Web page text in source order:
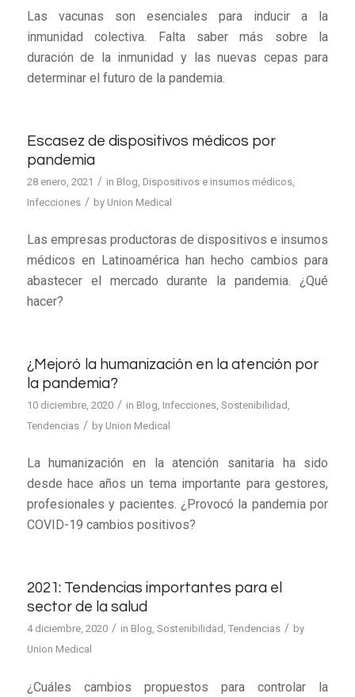
Las vacunas son esenciales para inducir a la
inmunidad colectiva. Falta saber más sobre la
duración de la inmunidad y las nuevas cepas para
determinar el futuro de la pandemia.
Escasez de dispositivos médicos por
pandemia
28 enero, 2021 / in Blog Dispositivos e insumos médicos,
Infecciones / by Union Medical
Las empresas productoras de dispositivos e insumos
médicos en Latinoamérica han hecho cambios para
abastecer el mercado durante la pandemia. ¿Qué
hacer?
¿Mejoró la humanización en la atención por
la pandemia?
10 diciembre, 2020 / in Blog Infecciones, Sostenibilidad
Tendencias / by Union Medical
La humanización en la atención sanitaria ha sido
desde hace años un tema importante para gestores,
profesionales y pacientes. ¿Provocó la pandemia por
COVID-19 cambios positivos?
2021: Tendencias importantes para el
sector de la salud
4 diciembre, 2020 / in Blog Sostenibilidad Tendencias / by
Union Medical
¿Cuáles cambios propuestos para controlar la